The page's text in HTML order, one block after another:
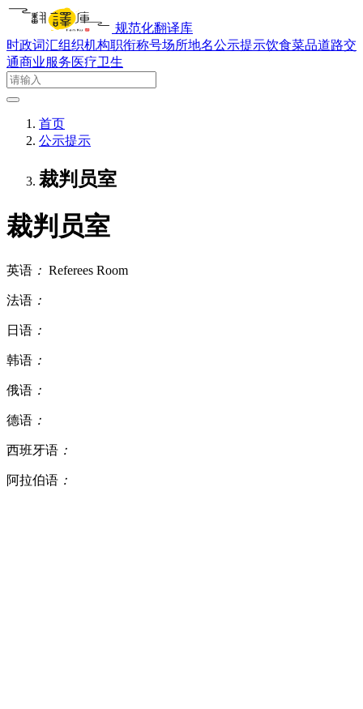
规范化翻译库
时政词汇组织机构职衔称号场所地名公示提示饮食菜品道路交
通商业服务医疗卫生
首页
公示提示
裁判员室
裁判员室
英语 ： Referees Room
法语 ：
日语 ：
韩语 ：
俄语 ：
德语 ：
西班牙语 ：
阿拉伯语 ：